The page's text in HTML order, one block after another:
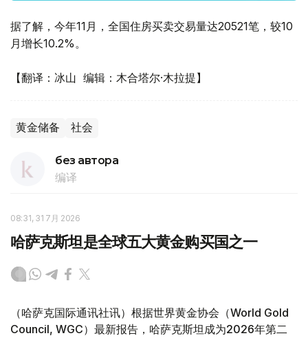
据了解，今年11月，全国住房买卖交易量达20521笔，较10
月增长10.2%。
【翻译：冰山 编辑：木合塔尔·木拉提】
黄金储备 社会
без автора
编译
08:31, 31 7月 2026
哈萨克斯坦是全球五大黄金购买国之一
（哈萨克国际通讯社讯）根据世界黄金协会（World Gold
Council, WGC）最新报告，哈萨克斯坦成为2026年第二